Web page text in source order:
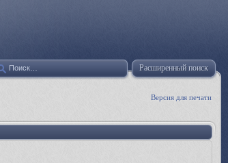
Расширенный поиск
Версия для печати